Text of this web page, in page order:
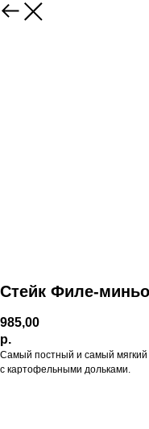
Стейк Филе-
985,00
р.
Самый постный и самый мягкий
с картофельными дольками.